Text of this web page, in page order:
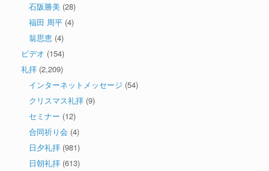
石阪勝美 (28)
福田 周平 (4)
翁思恵 (4)
ビデオ (154)
礼拝 (2,209)
インターネットメッセージ (54)
クリスマス礼拝 (9)
セミナー (12)
合同祈り会 (4)
日夕礼拝 (981)
日朝礼拝 (613)